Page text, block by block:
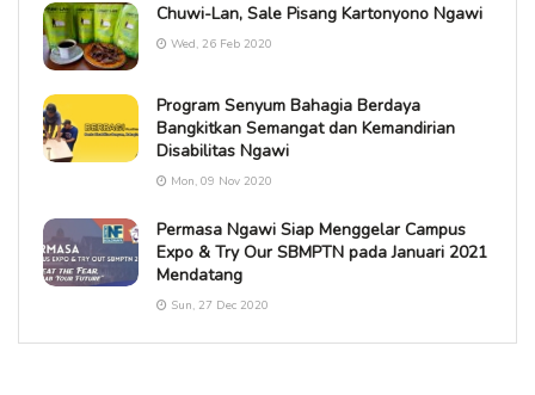
Chuwi-Lan, Sale Pisang Kartonyono Ngawi
Wed, 26 Feb 2020
Program Senyum Bahagia Berdaya
Bangkitkan Semangat dan Kemandirian
Disabilitas Ngawi
Mon, 09 Nov 2020
Permasa Ngawi Siap Menggelar Campus
Expo & Try Our SBMPTN pada Januari 2021
Mendatang
Sun, 27 Dec 2020